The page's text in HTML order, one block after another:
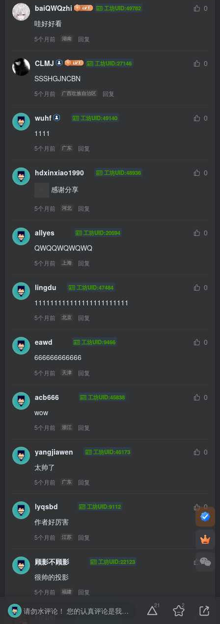
baiQWQzhi 工坊UID:49782
0
哇好好看
5个月前 湖南 回复
CLMJ 工坊UID:27146
0
SSSHGJNCBN
5个月前 广西壮族自治区 回复
wuhf 工坊UID:49140
0
1111
5个月前 广东 回复
hdxinxiao1990 工坊UID:48936
0
感谢分享
5个月前 河北 回复
allyes 工坊UID:20594
0
QWQQWQWQWQ
5个月前 上海 回复
lingdu 工坊UID:47484
0
111111111111111111111111
5个月前 北京 回复
eawd 工坊UID:9466
0
666666666666
5个月前 天津 回复
acb666 工坊UID:45838
0
wow
5个月前 浙江 回复
yangjiawen 工坊UID:46173
0
太帅了
5个月前 广东 回复
lyqsbd 工坊UID:9112
0
作者好厉害
5个月前 江苏 回复
顾影不顾影 工坊UID:22123
0
很帅的投影
5个月前 福建 回复
kinper 工坊UID:16851 0
请勿水评论！ 您的认真评论是我们的动力。请勿随意输入无意义字符或符号。温馨提示： 对于恶意灌水行为，我们将保留封禁处理的权利。
21 2